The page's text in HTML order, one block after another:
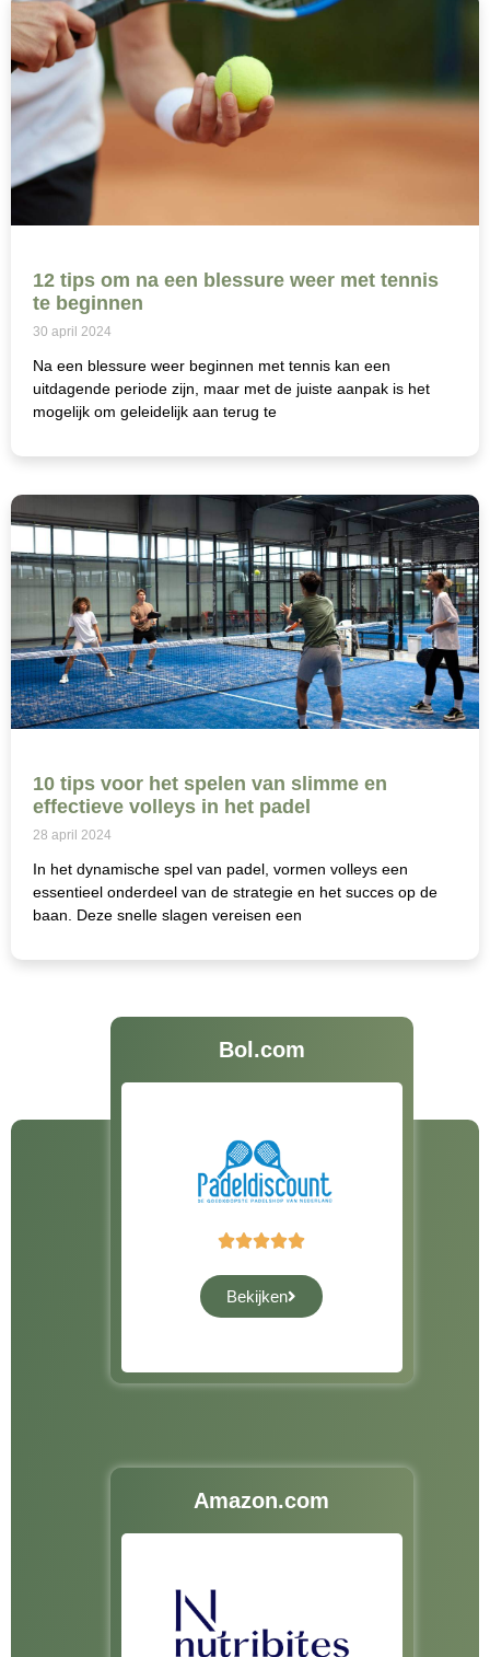
12 tips om na een blessure weer met tennis
te beginnen
30 april 2024
Na een blessure weer beginnen met tennis kan een
uitdagende periode zijn, maar met de juiste aanpak is het
mogelijk om geleidelijk aan terug te
10 tips voor het spelen van slimme en
effectieve volleys in het padel
28 april 2024
In het dynamische spel van padel, vormen volleys een
essentieel onderdeel van de strategie en het succes op de
baan. Deze snelle slagen vereisen een
Bol.com

Bekijken
Amazon.com